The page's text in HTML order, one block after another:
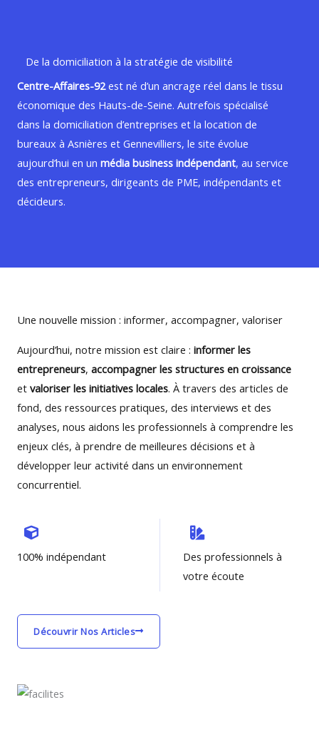
De la domiciliation à la stratégie de visibilité
Centre-Affaires-92est né d’un ancrage réel dans le tissu
économique des Hauts-de-Seine. Autrefois spécialisé
dans la domiciliation d’entreprises et la location de
bureaux à Asnières et Gennevilliers, le site évolue
aujourd’hui en un média business indépendant, au service
des entrepreneurs, dirigeants de PME, indépendants et
décideurs.
Une nouvelle mission : informer, accompagner, valoriser
Aujourd’hui, notre mission est claire : informer les
entrepreneurs, accompagner les structures en croissance
et valoriser les initiatives locales. À travers des articles de
fond, des ressources pratiques, des interviews et des
analyses, nous aidons les professionnels à comprendre les
enjeux clés, à prendre de meilleures décisions et à
développer leur activité dans un environnement
concurrentiel.
100% indépendant
Des professionnels à
votre écoute
Découvrir Nos Articles